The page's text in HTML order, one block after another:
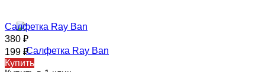
Салфетка Ray Ban
380 ₽
199 ₽
Купить